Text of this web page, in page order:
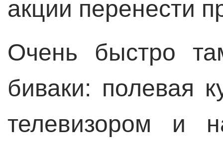
акции перенести
Очень быстро
биваки: полевая
телевизором и